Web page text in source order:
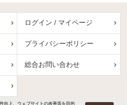
ログイン / マイページ
プライバシーポリシー
総合お問い合わせ
向上、ウェブサイトの改善等を目的